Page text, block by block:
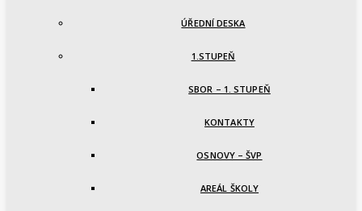
ÚŘEDNÍ DESKA
1.STUPEŇ
SBOR – 1. STUPEŇ
KONTAKTY
OSNOVY – ŠVP
AREÁL ŠKOLY